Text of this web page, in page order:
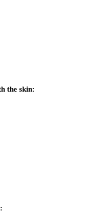
the skin: